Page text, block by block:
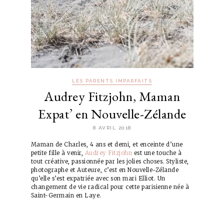
LES PARENTS IMPARFAITS
Audrey Fitzjohn, Maman
Expat’ en Nouvelle-Zélande
8 AVRIL 2018
Maman de Charles, 4 ans et demi, et enceinte d’une
petite fille à venir, Audrey Fitzjohn est une touche à
tout créative, passionnée par les jolies choses. Styliste,
photographe et Auteure, c’est en Nouvelle-Zélande
qu’elle s’est expatriée avec son mari Elliot. Un
changement de vie radical pour cette parisienne née à
Saint-Germain en Laye.